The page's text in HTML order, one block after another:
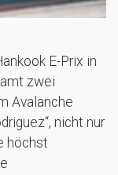
E-Prix in
zwei
Avalanche
nicht nur
höchst